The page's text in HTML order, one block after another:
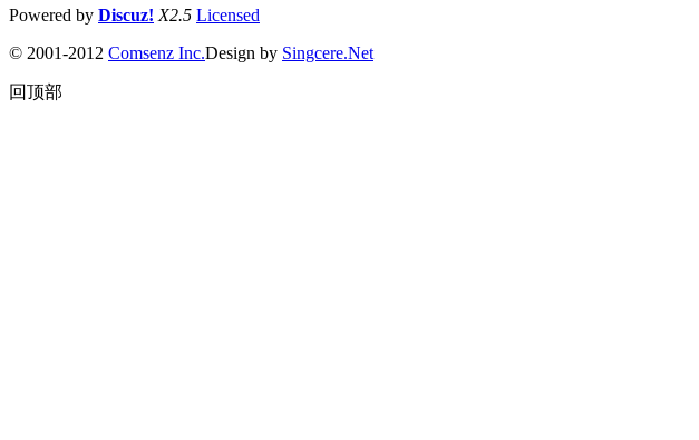
Powered by Discuz! X2.5 Licensed
© 2001-2012 Comsenz Inc.Design by Singcere.Net
回顶部